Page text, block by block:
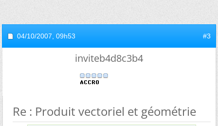
04/10/2007, 09h53 #3
inviteb4d8c3b4
Re : Produit vectoriel et géométrie